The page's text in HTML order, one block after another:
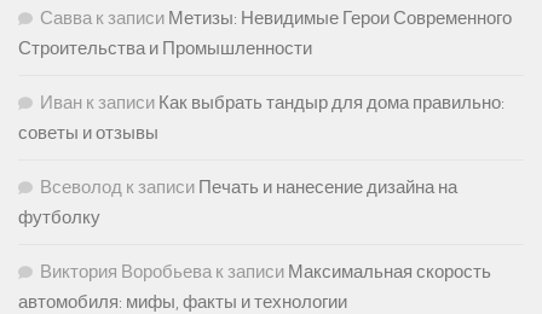
Саввак записи Метизы: Невидимые Герои Современного
Строительства и Промышленности
Иван к записи Как выбрать тандыр для дома правильно:
советы и отзывы
Всеволод к записи Печать и нанесение дизайна на
футболку
Виктория Воробьевак записи Максимальная скорость
автомобиля: мифы, факты и технологии